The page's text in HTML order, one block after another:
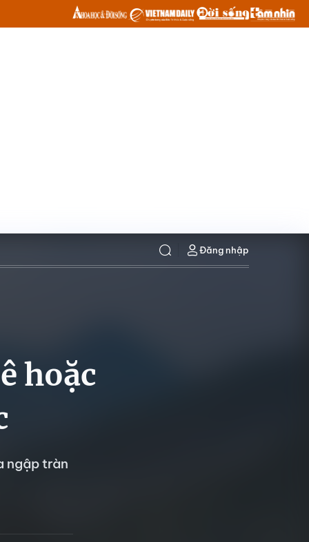
Đăng nhập
hoặc
ngập tràn